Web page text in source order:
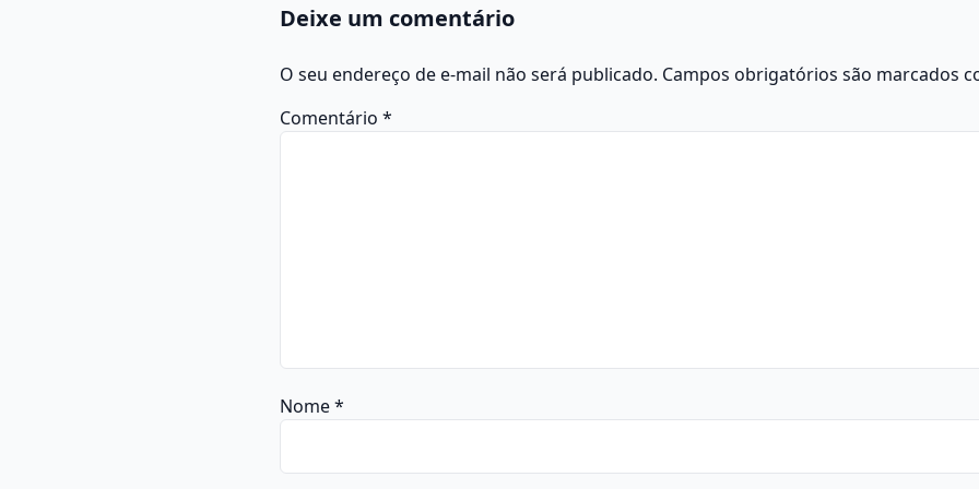
Deixe um comentário
O seu endereço de e-mail não será publicado. Campos obrigatórios são marcados
Comentário *
Nome*